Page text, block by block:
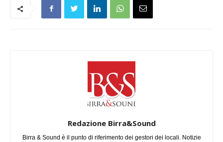
Redazione Birra&Sound
Birra & Sound è il punto di riferimento dei gestori dei locali. Notizie